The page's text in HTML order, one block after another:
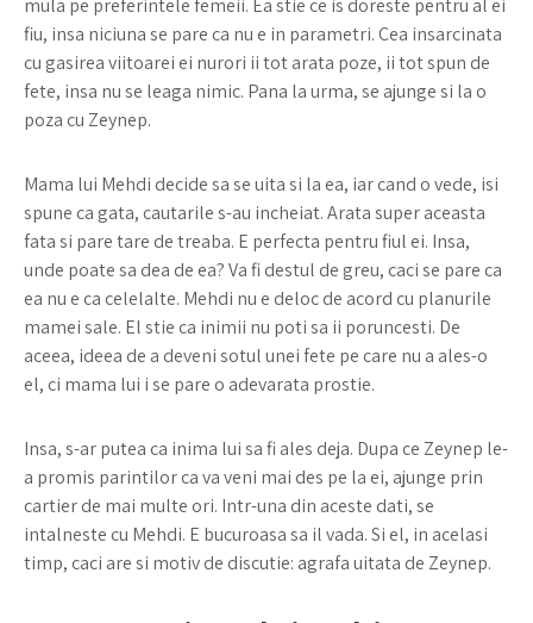
mula pe preferintele femeii. Ea stie ce is doreste pentru al ei
fiu, insa niciuna se pare ca nu e in parametri. Cea insarcinata
cu gasirea viitoarei ei nurori ii tot arata poze, ii tot spun de
fete, insa nu se leaga nimic. Pana la urma, se ajunge si la o
poza cu Zeynep.
Mama lui Mehdi decide sa se uita si la ea, iar cand o vede, isi
spune ca gata, cautarile s-au incheiat. Arata super aceasta
fata si pare tare de treaba. E perfecta pentru fiul ei. Insa,
unde poate sa dea de ea? Va fi destul de greu, caci se pare ca
ea nu e ca celelalte. Mehdi nu e deloc de acord cu planurile
mamei sale. El stie ca inimii nu poti sa ii poruncesti. De
aceea, ideea de a deveni sotul unei fete pe care nu a ales-o
el, ci mama lui i se pare o adevarata prostie.
Insa, s-ar putea ca inima lui sa fi ales deja. Dupa ce Zeynep le-
a promis parintilor ca va veni mai des pe la ei, ajunge prin
cartier de mai multe ori. Intr-una din aceste dati, se
intalneste cu Mehdi. E bucuroasa sa il vada. Si el, in acelasi
timp, caci are si motiv de discutie: agrafa uitata de Zeynep.